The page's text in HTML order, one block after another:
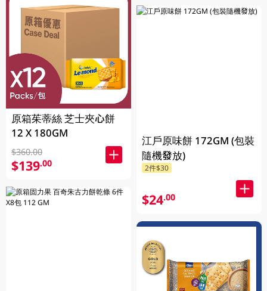
原箱茱蒂絲 芝士夾心餅
12 X 180GM
$360.00
$139.00
江戶原味餅 172GM (包裝
隨機發放)
2件$30
$24.00